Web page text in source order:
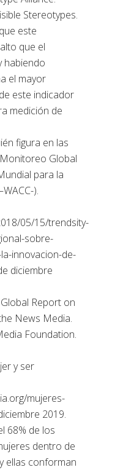
Stereotypes.
este
que el
habiendo
el mayor
este indicador
medición de
figura en las
Global
para la
).
05/15/trendsity-
sobre-
innovacion-de-
diciembre
Report on
News Media.
Foundation.
y ser
mujeres-
2019.
68% de los
dentro de
ellas conforman